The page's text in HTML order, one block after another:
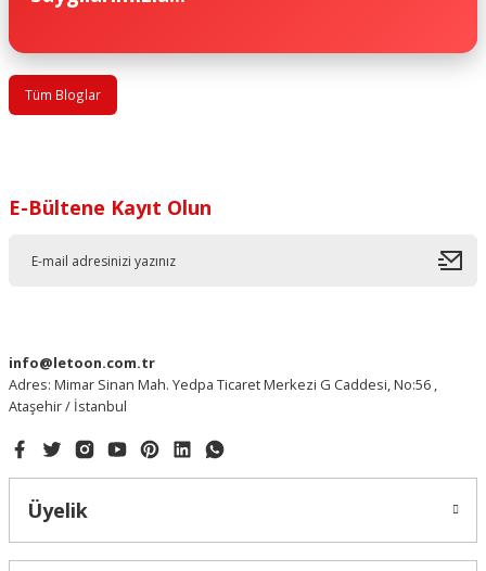
Tüm Bloglar
E-Bültene Kayıt Olun
info@letoon.com.tr
Adres: Mimar Sinan Mah. Yedpa Ticaret Merkezi G Caddesi, No:56 ,
Ataşehir / İstanbul
Üyelik